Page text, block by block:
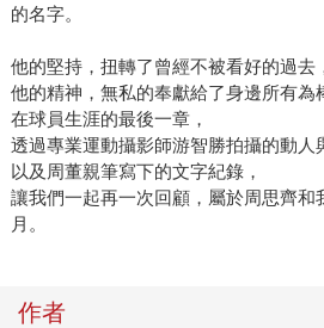
的名字。
他的堅持，扭轉了曾經不被看好的過去
他的精神，無私的奉獻給了身邊所有為
在球員生涯的最後一章，
透過專業運動攝影師游智勝拍攝的動人
以及周董親筆寫下的文字紀錄，
讓我們一起再一次回顧，屬於周思齊和
月。
作者